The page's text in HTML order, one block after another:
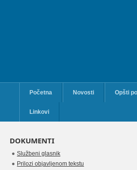
Početna Novosti Opšti
Linkovi
DOKUMENTI
Službeni glasnik
Prilozi objavljenom tekstu